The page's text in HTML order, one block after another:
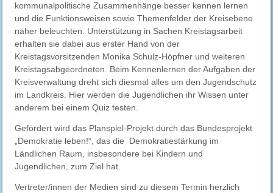
kommunalpolitische Zusammenhänge besser kennen lernen
und die Funktionsweisen sowie Themenfelder der Kreisebene
näher beleuchten. Unterstützung in Sachen Kreistagsarbeit
erhalten sie dabei aus erster Hand von der
Kreistagsvorsitzenden Monika Schulz-Höpfner und weiteren
Kreistagsabgeordneten. Beim Kennenlernen der Aufgaben der
Kreisverwaltung dreht sich diesmal alles um den Jugendschutz
im Landkreis. Hier werden die Jugendlichen ihr Wissen unter
anderem bei einem Quiz testen.
Gefördert wird das Planspiel-Projekt durch das Bundesprojekt
„Demokratie leben!“, das die Demokratiestärkung im
Ländlichen Raum, insbesondere bei Kindern und
Jugendlichen, zum Ziel hat.
Vertreter/innen der Medien sind zu diesem Termin herzlich